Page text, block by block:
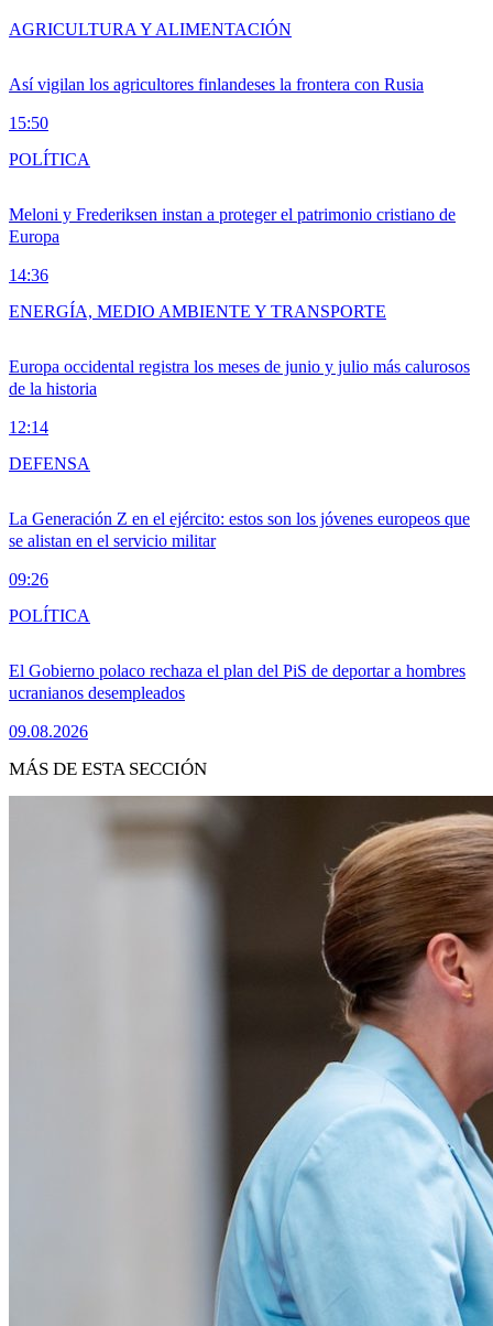
Así vigilan los agricultores finlandeses la frontera con Rusia
15:50
AGRICULTURA Y ALIMENTACIÓN
Meloni y Frederiksen instan a proteger el patrimonio cristiano de
Europa
14:36
POLÍTICA
Europa occidental registra los meses de junio y julio más calurosos
de la historia
12:14
ENERGÍA, MEDIO AMBIENTE Y TRANSPORTE
La Generación Z en el ejército: estos son los jóvenes europeos que
se alistan en el servicio militar
09:26
DEFENSA
El Gobierno polaco rechaza el plan del PiS de deportar a hombres
ucranianos desempleados
09.08.2026
POLÍTICA
MÁS DE ESTA SECCIÓN